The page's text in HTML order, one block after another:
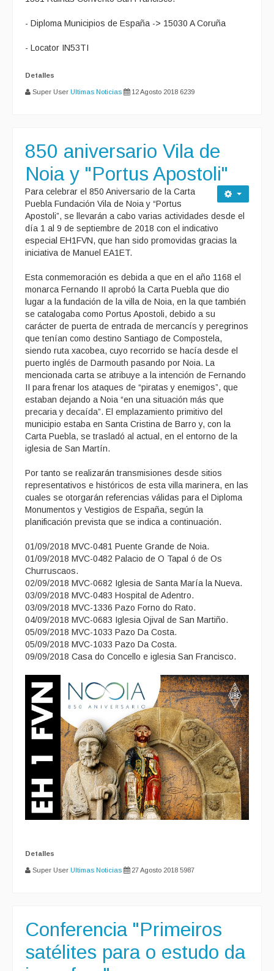
- Diploma Municipios de España -> 15030 A Coruña
- Locator IN53TI
Detalles
Super User Ultimas Noticias 12 Agosto 2018 6239
850 aniversario Vila de
Noia y "Portus Apostoli"
Para celebrar el 850 Aniversario de la Carta
Puebla Fundación Vila de Noia y “Portus
Apostoli”, se llevarán a cabo varias actividades desde el
día 1 al 9 de septiembre de 2018 con el indicativo
especial EH1FVN, que han sido promovidas gracias la
iniciativa de Manuel EA1ET.
Esta conmemoración es debida a que en el año 1168 el
monarca Fernando II aprobó la Carta Puebla que dio
lugar a la fundación de la villa de Noia, en la que también
se catalogaba como Portus Apostoli, debido a su
carácter de puerta de entrada de mercancís y peregrinos
que tenían como destino Santiago de Compostela,
siendo ruta xacobea, cuyo recorrido se hacía desde el
puerto inglés de Darmouth pasando por Noia. La
mencionada carta se atribuye a la intención de Fernando
II para frenar los ataques de “piratas y enemigos”, que
estaban dejando a Noia “en una situación más que
precaria y decaída”. El emplazamiento primitivo del
municipio estaba en Santa Cristina de Barro y, con la
Carta Puebla, se trasladó al actual, en el entorno de la
iglesia de San Martín.
Por tanto se realizarán transmisiones desde sitios
representativos e históricos de esta villa marinera, en las
cuales se otorgarán referencias válidas para el Diploma
Monumentos y Vestigios de España, según la
planificación prevista que se indica a continuación.
01/09/2018 MVC-0481 Puente Grande de Noia.
01/09/2018 MVC-0482 Palacio de O Tapal ó de Os
Churruscaos.
02/09/2018 MVC-0682 Iglesia de Santa María la Nueva.
03/09/2018 MVC-0483 Hospital de Adentro.
03/09/2018 MVC-1336 Pazo Forno do Rato.
04/09/2018 MVC-0683 Iglesia Ojival de San Martiño.
05/09/2018 MVC-1033 Pazo Da Costa.
05/09/2018 MVC-1033 Pazo Da Costa.
09/09/2018 Casa do Concello e iglesia San Francisco.
Detalles
Super User Ultimas Noticias 27 Agosto 2018 5987
Conferencia "Primeiros
satélites para o estudo da